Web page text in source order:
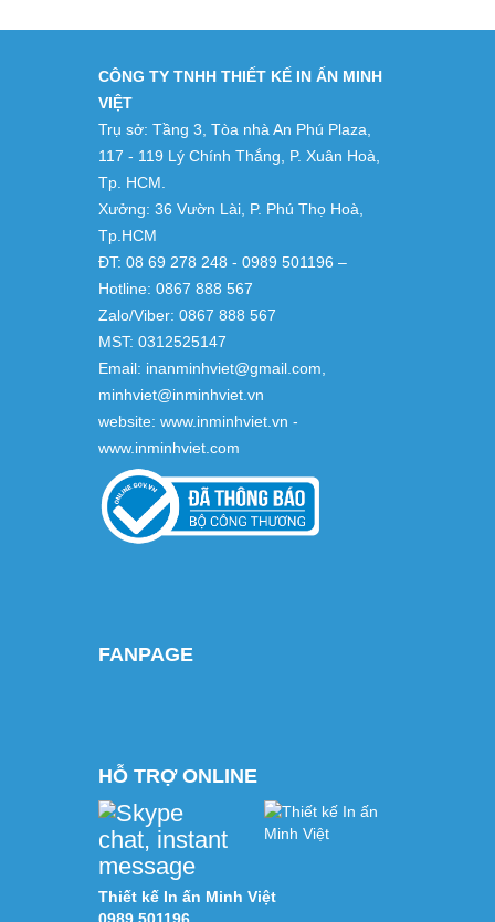
CÔNG TY TNHH THIẾT KẾ IN ẤN MINH
VIỆT
Trụ sở: Tầng 3, Tòa nhà An Phú Plaza,
117 - 119 Lý Chính Thắng, P. Xuân Hoà,
Tp. HCM.
Xưởng: 36 Vườn Lài, P. Phú Thọ Hoà,
Tp.HCM
ĐT: 08 69 278 248 - 0989 501196 –
Hotline: 0867 888 567
Zalo/Viber: 0867 888 567
MST: 0312525147
Email: inanminhviet@gmail.com,
minhviet@inminhviet.vn
website: www.inminhviet.vn -
www.inminhviet.com
FANPAGE
HỖ TRỢ ONLINE
Thiết kế In ấn Minh Việt